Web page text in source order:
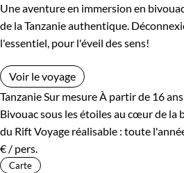
Une aventure en immersion en
de la Tanzanie authentique.
l'essentiel, pour l'éveil des sens!
Voir le voyage
Tanzanie Sur mesure À partir de 16 ans
Bivouac sous les étoiles au cœur de la
du RiftVoyage réalisable : toute
€ / pers.
Carte